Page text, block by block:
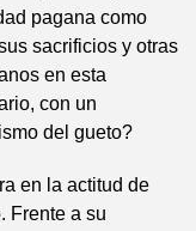
pagana como
sacrificios y otras
en esta
con un
del gueto?
en la actitud de
Frente a su